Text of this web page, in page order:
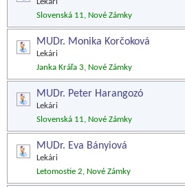
Slovenská 11, Nové Zámky
MUDr. Monika Korčoková
Lekári
Janka Kráľa 3, Nové Zámky
MUDr. Peter Harangozó
Lekári
Slovenská 11, Nové Zámky
MUDr. Eva Bányiová
Lekári
Letomostie 2, Nové Zámky